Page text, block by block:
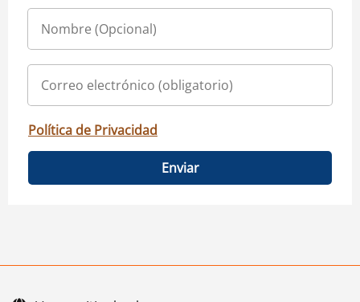
Política de Privacidad
Enviar